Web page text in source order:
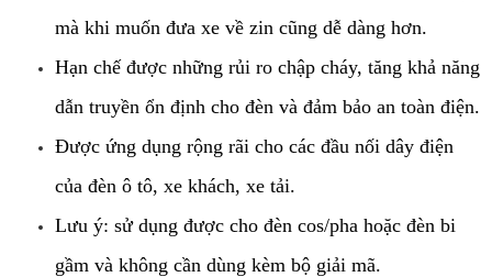
mà khi muốn đưa xe về zin cũng dễ dàng hơn.
Hạn chế được những rủi ro chập cháy, tăng khả năng
dẫn truyền ổn định cho đèn và đảm bảo an toàn điện.
Được ứng dụng rộng rãi cho các đầu nối dây điện
của đèn ô tô, xe khách, xe tải.
Lưu ý: sử dụng được cho đèn cos/pha hoặc đèn bi
gầm và không cần dùng kèm bộ giải mã.